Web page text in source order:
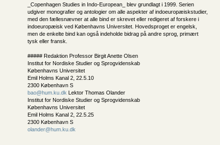
_Copenhagen Studies in Indo-European_ blev grundlagt i 1999. Serien
udgiver monografier og antologier om alle aspekter af indoeuropæiskstudier,
med den fællesnævner at alle bind er skrevet eller redigeret af forskere i
indoeuropæisk ved Københavns Universitet. Hovedsproget er engelsk,
men de enkelte bind kan også indeholde bidrag på andre sprog, primært
tysk eller fransk.
##### Redaktion Professor Birgit Anette Olsen
Institut for Nordiske Studier og Sprogvidenskab
Københavns Universitet
Emil Holms Kanal 2, 22.5.10
2300 København S
bao@hum.ku.dk Lektor Thomas Olander
Institut for Nordiske Studier og Sprogvidenskab
Københavns Universitet
Emil Holms Kanal 2, 22.5.25
2300 København S
olander@hum.ku.dk